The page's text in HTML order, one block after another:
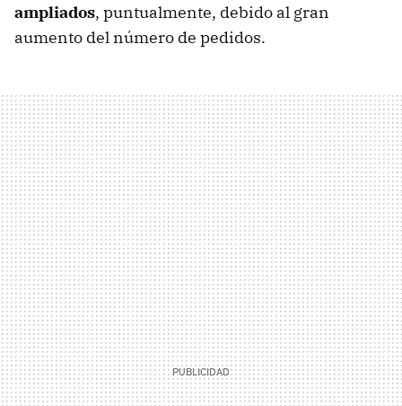
ampliados, puntualmente, debido al gran
aumento del número de pedidos.